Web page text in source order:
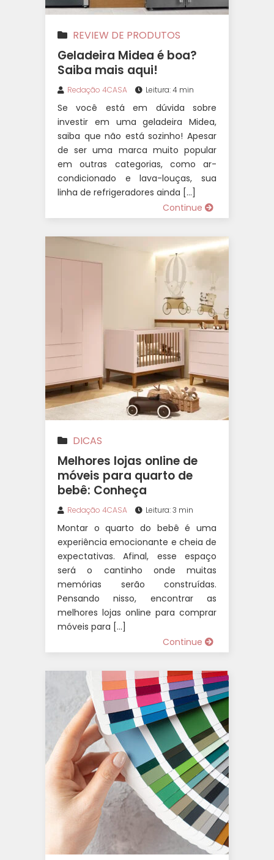
REVIEW DE PRODUTOS
Geladeira Midea é boa?
Saiba mais aqui!
Redação 4CASA Leitura: 4 min
Se você está em dúvida sobre
investir em uma geladeira Midea,
saiba que não está sozinho! Apesar
de ser uma marca muito popular
em outras categorias, como ar-
condicionado e lava-louças, sua
linha de refrigeradores ainda […]
Continue
DICAS
Melhores lojas online de
móveis para quarto de
bebê: Conheça
Redação 4CASA Leitura: 3 min
Montar o quarto do bebê é uma
experiência emocionante e cheia de
expectativas. Afinal, esse espaço
será o cantinho onde muitas
memórias serão construídas.
Pensando nisso, encontrar as
melhores lojas online para comprar
móveis para […]
Continue